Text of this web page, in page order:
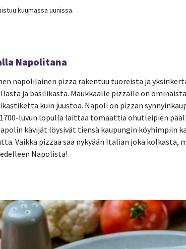
kuumassa uunissa.
Napolitana
napolilainen pizza rakentuu tuoreista ja
ja basilikasta. Maukkaalle pizzalle on
kuin juustoa. Napoli on pizzan
luvun lopulla laittaa tomaattia ohutleipien
kävijät löysivät tiensä kaupungin köyhimpiin
Vaikka pizzaa saa nykyään Italian joka
Napolista!